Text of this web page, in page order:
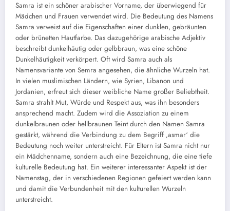
Samra ist ein schöner arabischer Vorname, der überwiegend für
Mädchen und Frauen verwendet wird. Die Bedeutung des Namens
Samra verweist auf die Eigenschaften einer dunklen, gebräunten
oder brünetten Hautfarbe. Das dazugehörige arabische Adjektiv
beschreibt dunkelhäutig oder gelbbraun, was eine schöne
Dunkelhäutigkeit verkörpert. Oft wird Samra auch als
Namensvariante von Semra angesehen, die ähnliche Wurzeln hat.
In vielen muslimischen Ländern, wie Syrien, Libanon und
Jordanien, erfreut sich dieser weibliche Name großer Beliebtheit.
Samra strahlt Mut, Würde und Respekt aus, was ihn besonders
ansprechend macht. Zudem wird die Assoziation zu einem
dunkelbraunen oder hellbraunen Teint durch den Namen Samra
gestärkt, während die Verbindung zu dem Begriff ‚asmar‘ die
Bedeutung noch weiter unterstreicht. Für Eltern ist Samra nicht nur
ein Mädchenname, sondern auch eine Bezeichnung, die eine tiefe
kulturelle Bedeutung hat. Ein weiterer interessanter Aspekt ist der
Namenstag, der in verschiedenen Regionen gefeiert werden kann
und damit die Verbundenheit mit den kulturellen Wurzeln
unterstreicht.